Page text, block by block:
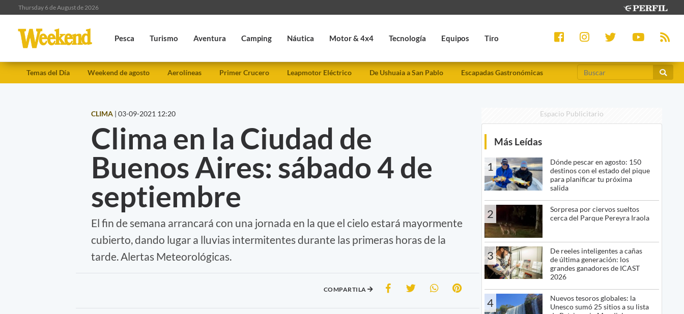
Thursday 6 de August de 2026
Pesca Turismo Aventura Camping Náutica Motor & 4x4 Tecnología Equipos Tiro
Temas del Día Weekend de agosto Aerolíneas Primer Crucero Leapmotor Eléctrico De Ushuaia a San Pablo Escapadas Gastronómicas
CLIMA | 03-09-2021 12:20
Clima en la Ciudad de
Buenos Aires: sábado 4 de
septiembre
El fin de semana arrancará con una jornada en la que el cielo estará mayormente
cubierto, dando lugar a lluvias intermitentes durante las primeras horas de la
tarde. Alertas Meteorológicas.
COMPARTILA
Espacio Publicitario
Más Leídas
1
Dónde pescar en agosto: 150
destinos con el estado del pique
para planificar tu próxima
salida
2
Sorpresa por ciervos sueltos
cerca del Parque Pereyra Iraola
3
De reeles inteligentes a cañas
de última generación: los
grandes ganadores de ICAST
2026
4
Nuevos tesoros globales: la
Unesco sumó 25 sitios a su lista